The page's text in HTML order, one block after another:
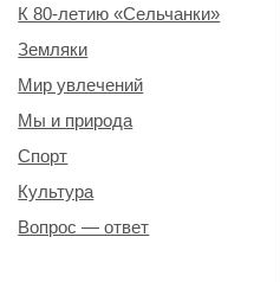
К 80-летию «Сельчанки»
Земляки
Мир увлечений
Мы и природа
Спорт
Культура
Вопрос — ответ